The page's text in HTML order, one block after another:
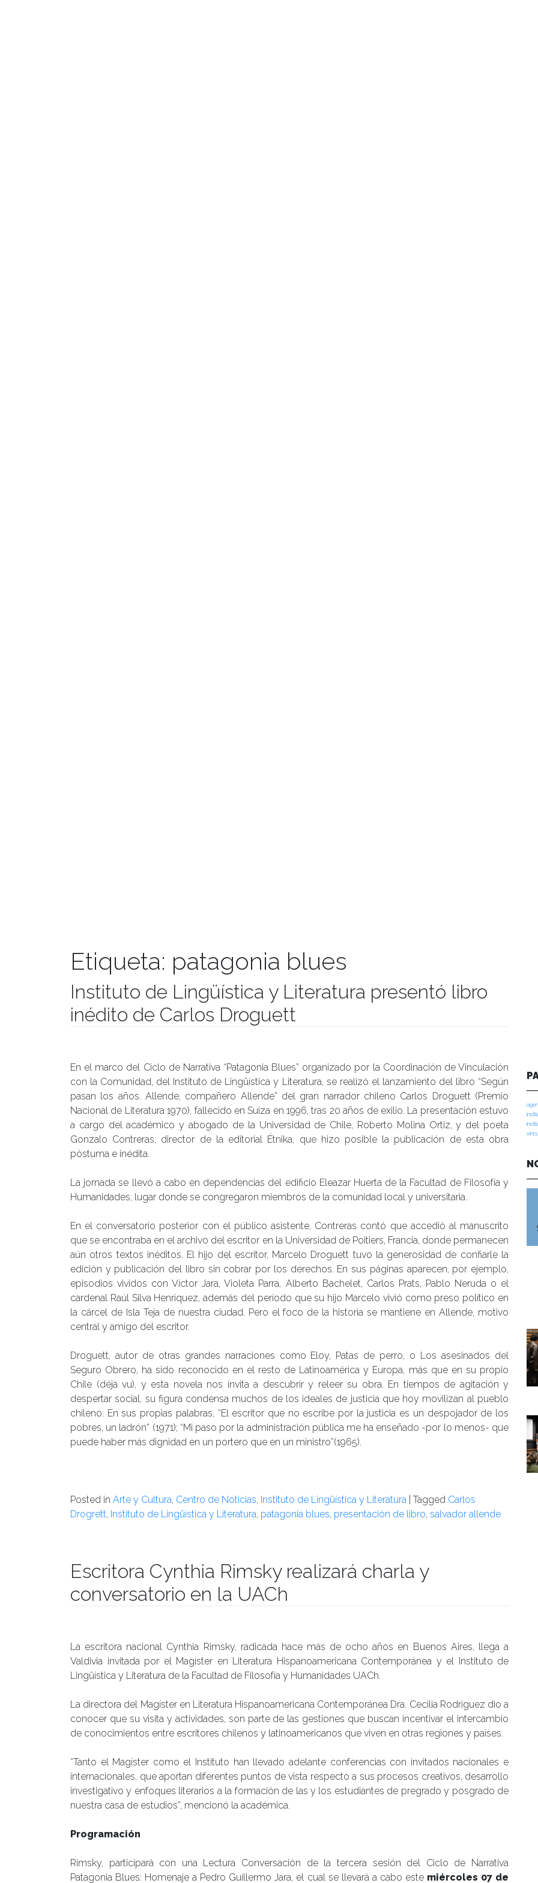
Etiqueta: patagonia blues
Instituto de Lingüística y Literatura presentó libro
inédito de Carlos Droguett
En el marco del Ciclo de Narrativa “Patagonia Blues” organizado por la Coordinación de Vinculación
con la Comunidad, del Instituto de Lingüística y Literatura, se realizó el lanzamiento del libro “Según
pasan los años. Allende, compañero Allende” del gran narrador chileno Carlos Droguett (Premio
Nacional de Literatura 1970), fallecido en Suiza en 1996, tras 20 años de exilio. La presentación estuvo
a cargo del académico y abogado de la Universidad de Chile, Roberto Molina Ortiz, y del poeta
Gonzalo Contreras, director de la editorial Étnika, que hizo posible la publicación de esta obra
póstuma e inédita.
La jornada se llevó a cabo en dependencias del edificio Eleazar Huerta de la Facultad de Filosofía y
Humanidades, lugar donde se congregaron miembros de la comunidad local y universitaria.
En el conversatorio posterior con el público asistente, Contreras contó que accedió al manuscrito
que se encontraba en el archivo del escritor en la Universidad de Poitiers, Francia, donde permanecen
aún otros textos inéditos. El hijo del escritor, Marcelo Droguett tuvo la generosidad de confiarle la
edición y publicación del libro sin cobrar por los derechos. En sus páginas aparecen, por ejemplo,
episodios vividos con Víctor Jara, Violeta Parra, Alberto Bachelet, Carlos Prats, Pablo Neruda o el
cardenal Raúl Silva Henríquez, además del período que su hijo Marcelo vivió como preso político en
la cárcel de Isla Teja de nuestra ciudad. Pero el foco de la historia se mantiene en Allende, motivo
central y amigo del escritor.
Droguett, autor de otras grandes narraciones como Eloy, Patas de perro, o Los asesinados del
Seguro Obrero, ha sido reconocido en el resto de Latinoamérica y Europa, más que en su propio
Chile (déjà vu), y esta novela nos invita a descubrir y releer su obra. En tiempos de agitación y
despertar social, su figura condensa muchos de los ideales de justicia que hoy movilizan al pueblo
chileno. En sus propias palabras, “El escritor que no escribe por la justicia es un despojador de los
pobres, un ladrón” (1971); “Mi paso por la administración pública me ha enseñado -por lo menos- que
puede haber más dignidad en un portero que en un ministro”(1965).
Posted in Arte y Cultura, Centro de Noticias, Instituto de Lingüística y Literatura Tagged Carlos
Drogrett, Instituto de Lingüística y Literatura, patagonia blues, presentación de libro, salvador allende
Escritora Cynthia Rimsky realizará charla y
conversatorio en la UACh
La escritora nacional Cynthia Rimsky, radicada hace más de ocho años en Buenos Aires, llega a
Valdivia invitada por el Magíster en Literatura Hispanoamericana Contemporánea y el Instituto de
Lingüística y Literatura de la Facultad de Filosofía y Humanidades UACh.
La directora del Magíster en Literatura Hispanoamericana Contemporánea Dra. Cecilia Rodríguez dio a
conocer que su visita y actividades, son parte de las gestiones que buscan incentivar el intercambio
de conocimientos entre escritores chilenos y latinoamericanos que viven en otras regiones y países.
“Tanto el Magíster como el Instituto han llevado adelante conferencias con invitados nacionales e
internacionales, que aportan diferentes puntos de vista respecto a sus procesos creativos, desarrollo
investigativo y enfoques literarios a la formación de las y los estudiantes de pregrado y posgrado de
nuestra casa de estudios”, mencionó la académica.
Programación
Rimsky, participará con una Lectura Conversación de la tercera sesión del Ciclo de Narrativa
Patagonia Blues: Homenaje a Pedro Guillermo Jara, el cual se llevará a cabo este miércoles 07 de